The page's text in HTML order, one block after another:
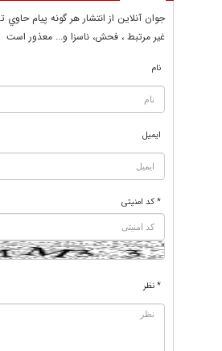
جوان آنلاين از انتشار هر گونه پيام حاوي
غير مرتبط ، فحش، ناسزا و... معذور است
نام
ایمیل
* کد امنیتی
* نظر